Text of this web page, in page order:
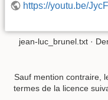
https://youtu.be/
jean-luc_brunel.txt ·
Sauf mention contraire,
termes de la licence